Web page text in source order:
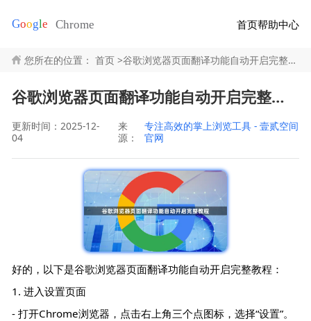
首页帮助中心
您所在的位置： 首页 >谷歌浏览器页面翻译功能自动开启完整教程
谷歌浏览器页面翻译功能自动开启完整教程
更新时间：2025-12-
04
来
源：
专注高效的掌上浏览工具 - 壹贰空间
官网
好的，以下是谷歌浏览器页面翻译功能自动开启完整教程：
1. 进入设置页面
- 打开Chrome浏览器，点击右上角三个点图标，选择“设置”。